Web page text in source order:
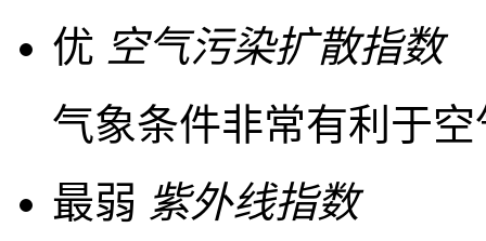
优 空气污染扩散指数
气象条件非常有利于
最弱 紫外线指数